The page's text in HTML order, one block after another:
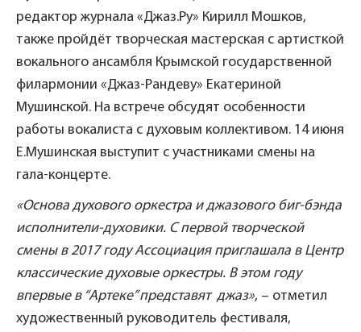
редактор журнала «Джаз.Ру» Кирилл Мошков,
также пройдёт творческая мастерская с артисткой
вокального ансамбля Крымской государственной
филармонии «Джаз-Рандеву» Екатериной
Мушинской. На встрече обсудят особенности
работы вокалиста с духовым коллективом. 14 июня
Е.Мушинская выступит с участниками смены на
гала-концерте.
«Основа духового оркестра и джазового биг-бэнда
исполнители-духовики. С первой творческой
смены в 2017 году Ассоциация приглашала в Центр
классические духовые оркестры. В этом году
впервые в “Артеке” представят джаз», – отметил
художественный руководитель фестиваля,